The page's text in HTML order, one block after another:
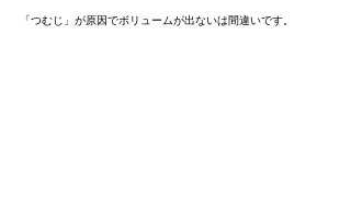
「つむじ」が原因でボリュームが出ないは間違いです。